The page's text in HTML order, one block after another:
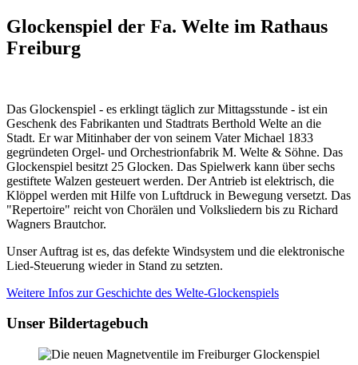
Glockenspiel der Fa. Welte im Rathaus
Freiburg
Das Glockenspiel - es erklingt täglich zur Mittagsstunde - ist ein
Geschenk des Fabrikanten und Stadtrats Berthold Welte an die
Stadt. Er war Mitinhaber der von seinem Vater Michael 1833
gegründeten Orgel- und Orchestrionfabrik M. Welte & Söhne. Das
Glockenspiel besitzt 25 Glocken. Das Spielwerk kann über sechs
gestiftete Walzen gesteuert werden. Der Antrieb ist elektrisch, die
Klöppel werden mit Hilfe von Luftdruck in Bewegung versetzt. Das
"Repertoire" reicht von Chorälen und Volksliedern bis zu Richard
Wagners Brautchor.
Unser Auftrag ist es, das defekte Windsystem und die elektronische
Lied-Steuerung wieder in Stand zu setzten.
Weitere Infos zur Geschichte des Welte-Glockenspiels
Unser Bildertagebuch